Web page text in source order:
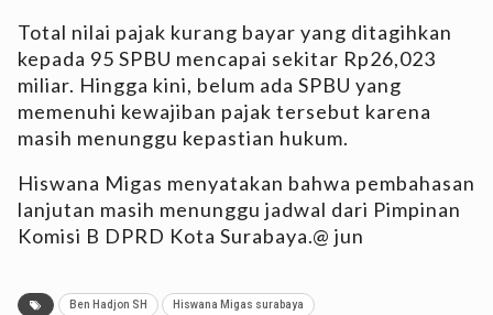
Total nilai pajak kurang bayar yang ditagihkan
kepada 95 SPBU mencapai sekitar Rp26,023
miliar. Hingga kini, belum ada SPBU yang
memenuhi kewajiban pajak tersebut karena
masih menunggu kepastian hukum.
Hiswana Migas menyatakan bahwa pembahasan
lanjutan masih menunggu jadwal dari Pimpinan
Komisi B DPRD Kota Surabaya.@ jun
Ben Hadjon SH Hiswana Migas surabaya